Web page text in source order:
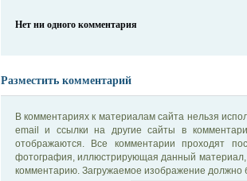
Нет ни одного комментария
Разместить комментарий
В комментариях к материалам сайта нельзя
email и ссылки на другие сайты в
отображаются. Все комментарии проходят
фотография, иллюстрирующая данный материал,
комментарию. Загружаемое изображение должно